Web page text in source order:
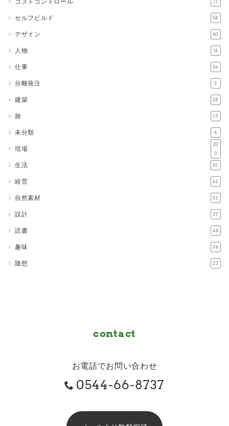
11
セルフビルド 58
デザイン 60
人物 16
仕事 54
分離発注 3
建築 28
旅 19
未分類 4
現場
20
0
生活 51
経営 62
自然素材 32
設計 37
読書 46
趣味 36
随想 23
contact
お電話でお問い合わせ
0544-66-8737